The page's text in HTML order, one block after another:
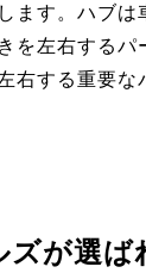
ます。ハブは
を左右するパ
右する重要な
ズが選ば